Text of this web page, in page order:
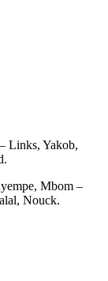
Links, Yakob,
Mbom –
Nouck.